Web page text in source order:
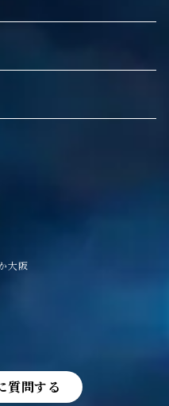
質問する
大阪